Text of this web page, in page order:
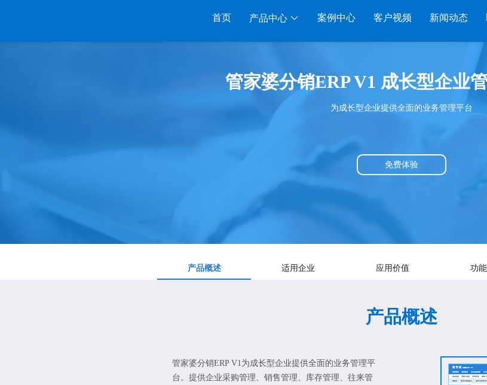
首页 产品中心
管家婆服装DRP 千方百剂医药药械
管家婆汽配汽修
管家婆皮革布匹
管家婆全渠道
SAAS
管家婆云ERP
管家婆易会员
移
管家婆
物联通
美迪数
案例中心 客户视频 新闻动态
管家婆分销ERP V1 成长型企业
为成长型企业提供全面的业务管理平台
免费体验
产品概述 适用企业 应用价值 功
产品概述
管家婆分销ERP V1为成长型企业提供全面的业务管理平
台。提供企业采购管理、销售管理、库存管理、往来管